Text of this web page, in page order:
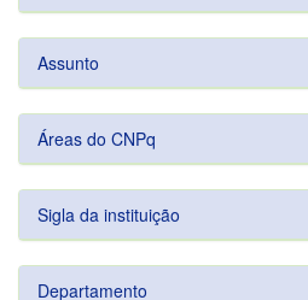
Assunto
Áreas do CNPq
Sigla da instituição
Departamento